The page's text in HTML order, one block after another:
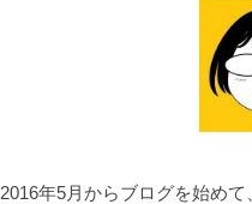
2016年5月からブログを始め